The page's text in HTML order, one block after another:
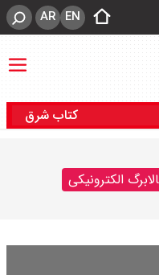
EN
AR
کتاب شرق
الکترونیکی